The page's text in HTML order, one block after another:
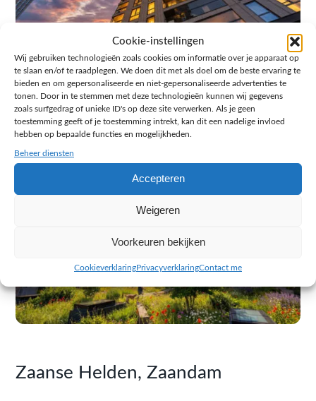
Cookie-instellingen
Wij gebruiken technologieën zoals cookies om informatie over je apparaat op
te slaan en/of te raadplegen. We doen dit met als doel om de beste ervaring te
bieden en om gepersonaliseerde en niet-gepersonaliseerde advertenties te
tonen. Door in te stemmen met deze technologieën kunnen wij gegevens
zoals surfgedrag of unieke ID's op deze site verwerken. Als je geen
toestemming geeft of je toestemming intrekt, kan dit een nadelige invloed
hebben op bepaalde functies en mogelijkheden.
Beheer diensten
Accepteren
Weigeren
Voorkeuren bekijken
CookieverklaringPrivacyverklaringContact me
Zaanse Helden, Zaandam